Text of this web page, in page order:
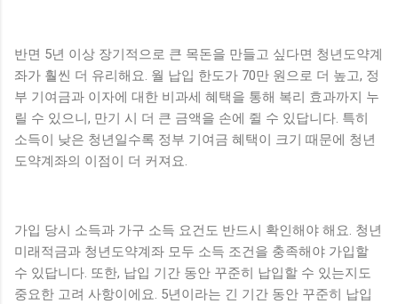
반면 5년 이상 장기적으로 큰 목돈을 만들고 싶다면 청년도약계
좌가 훨씬 더 유리해요. 월 납입 한도가 70만 원으로 더 높고, 정
부 기여금과 이자에 대한 비과세 혜택을 통해 복리 효과까지 누
릴 수 있으니, 만기 시 더 큰 금액을 손에 쥘 수 있답니다. 특히
소득이 낮은 청년일수록 정부 기여금 혜택이 크기 때문에 청년
도약계좌의 이점이 더 커져요.
가입 당시 소득과 가구 소득 요건도 반드시 확인해야 해요. 청년
미래적금과 청년도약계좌 모두 소득 조건을 충족해야 가입할
수 있답니다. 또한, 납입 기간 동안 꾸준히 납입할 수 있는지도
중요한 고려 사항이에요. 5년이라는 긴 기간 동안 꾸준히 납입